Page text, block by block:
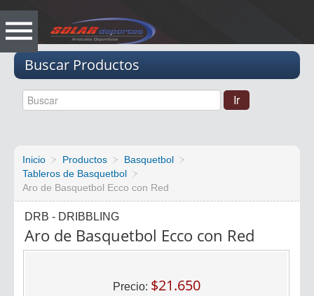
Buscar Productos
Inicio Productos
Basquetbol
Tableros de Basquetbol
Aro de Basquetbol Ecco con Red
DRB - DRIBBLING
Aro de Basquetbol Ecco con Red
Precio: $21.650